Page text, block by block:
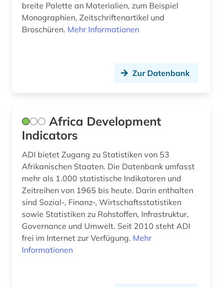
einwanderung (4)
einwanderungspolitik (1)
elementarbildung (1)
empirische sozialforschung (7)
energieforschung (1)
energieressourcen und -politik (1)
engels (3)
breite Palette an Materialien, zum Beispiel
Monographien, Zeitschriftenartikel und
Broschüren. Mehr Informationen
Zur Datenbank
Africa Development
Indicators
ADI bietet Zugang zu Statistiken von 53
Afrikanischen Staaten. Die Datenbank umfasst
mehr als 1.000 statistische Indikatoren und
Zeitreihen von 1965 bis heute. Darin enthalten
sind Sozial-, Finanz-, Wirtschaftsstatistiken
sowie Statistiken zu Rohstoffen, Infrastruktur,
Governance und Umwelt. Seit 2010 steht ADI
frei im Internet zur Verfügung. Mehr
Informationen